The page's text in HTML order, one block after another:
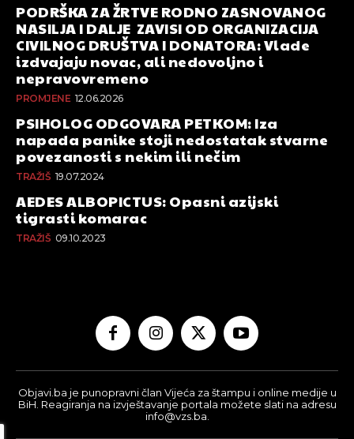
PODRŠKA ZA ŽRTVE RODNO ZASNOVANOG
NASILJA I DALJE ZAVISI OD ORGANIZACIJA
CIVILNOG DRUŠTVA I DONATORA: Vlade
izdvajaju novac, ali nedovoljno i
nepravovremeno
PROMJENE 12.06.2026
PSIHOLOG ODGOVARA PETKOM: Iza
napada panike stoji nedostatak stvarne
povezanosti s nekim ili nečim
TRAŽIŠ 19.07.2024
AEDES ALBOPICTUS: Opasni azijski
tigrasti komarac
TRAŽIŠ 09.10.2023
Objavi.ba je punopravni član Vijeća za štampu i online medije u
BiH. Reagiranja na izvještavanje portala možete slati na adresu
info@vzs.ba.